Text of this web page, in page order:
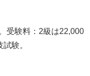
受験料：2級は22,000
験。